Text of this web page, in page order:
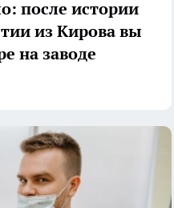
после истории
из Кирова вы
на заводе